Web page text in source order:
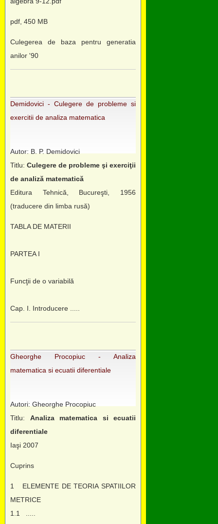
pdf, 450 MB
Culegerea de baza pentru generatia
anilor '90
Demidovici - Culegere de probleme si
exercitii de analiza matematica
Autor: B. P. Demidovici
Titlu: Culegere de probleme şi exerciţii
de analiză matematică
Editura Tehnică, Bucureşti, 1956
(traducere din limba rusă)
TABLA DE MATERII
PARTEA I
Funcţii de o variabilă
Cap. I. Introducere .....
Gheorghe Procopiuc - Analiza
matematica si ecuatii diferentiale
Autori: Gheorghe Procopiuc
Titlu: Analiza matematica si ecuatii
diferentiale
Iaşi 2007
Cuprins
1 ELEMENTE DE TEORIA SPATIILOR
METRICE
1.1 .....